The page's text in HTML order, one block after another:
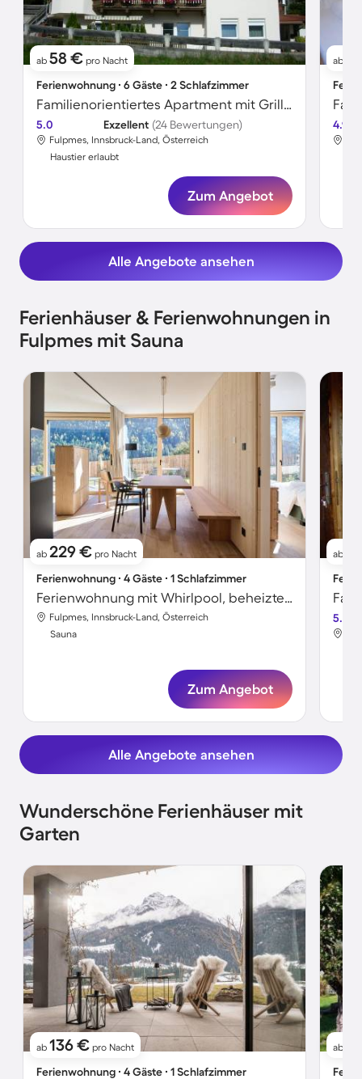
ab 58 € pro Nacht
Ferienwohnung ∙ 6 Gäste ∙ 2 Schlafzimmer
Familienorientiertes Apartment mit Grill und Terrasse | Bergblick | Haustiere sind willkommen
5.0 Exzellent (24 Bewertungen)
Fulpmes, Innsbruck-Land, Österreich
Haustier erlaubt
Zum Angebot
ab
4.9
Alle Angebote ansehen
Ferienhäuser & Ferienwohnungen in
Fulpmes mit Sauna
ab 229 € pro Nacht
Ferienwohnung ∙ 4 Gäste ∙ 1 Schlafzimmer
Ferienwohnung mit Whirlpool, beheiztem Pool und Sauna
Fulpmes, Innsbruck-Land, Österreich
Sauna
Zum Angebot
ab
5.0
Alle Angebote ansehen
Wunderschöne Ferienhäuser mit
Garten
ab 136 € pro Nacht
Ferienwohnung ∙ 4 Gäste ∙ 1 Schlafzimmer
ab